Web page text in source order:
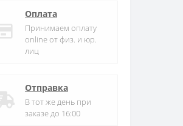
Оплата
Принимаем оплату
online от физ. и юр.
лиц
Отправка
В тот же день при
заказе до 16:00